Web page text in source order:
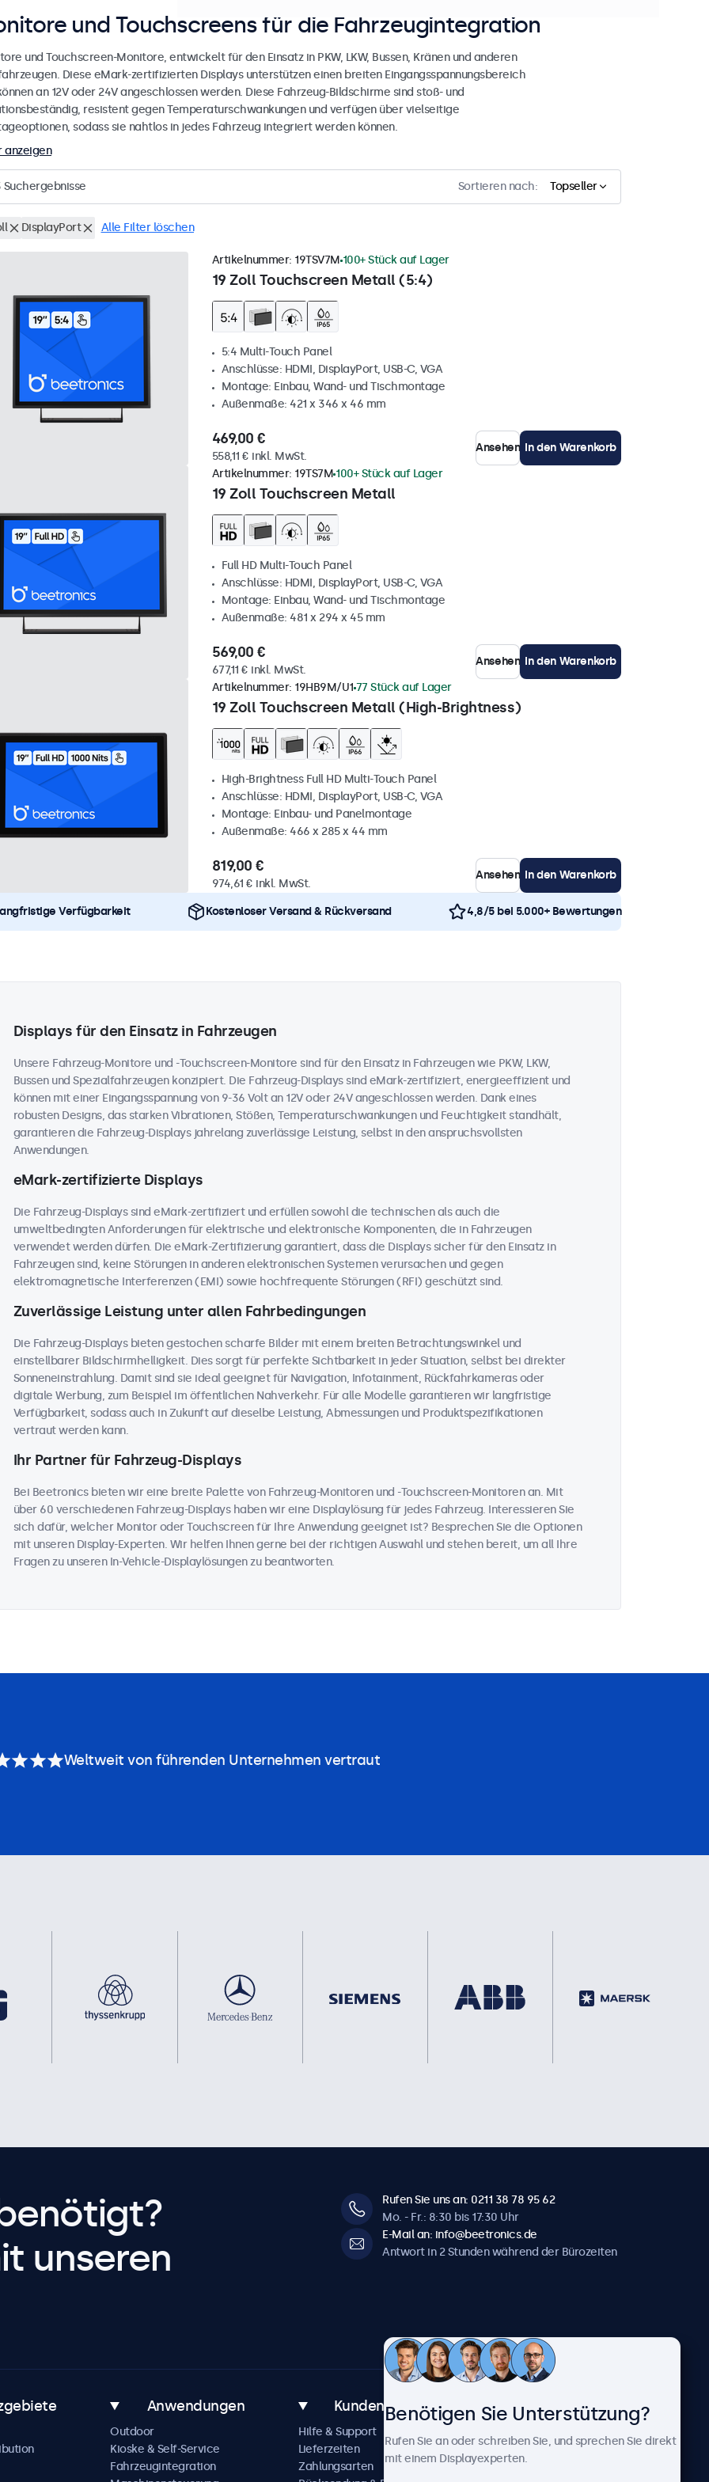
und Touchscreens für die Fahrzeugintegration
und Touchscreen-Monitore, entwickelt für den Einsatz in PKW, LKW, Bussen, Kränen und anderen
Diese eMark-zertifizierten Displays unterstützen einen breiten Eingangsspannungsbereich
an 12V oder 24V angeschlossen werden. Diese Fahrzeug-Bildschirme sind stoß- und
resistent gegen Temperaturschwankungen und verfügen über vielseitige
sodass sie nahtlos in jedes Fahrzeug integriert werden können.
anzeigen
Suchergebnisse Sortieren nach: Topseller
DisplayPort Alle Filter löschen
19 Zoll Touchscreen Metall (5:4)
Artikelnummer: 19TSV7M 100+ Stück auf Lager
5:4 Multi-Touch Panel
Anschlüsse: HDMI, DisplayPort, USB-C, VGA
Montage: Einbau, Wand- und Tischmontage
Außenmaße: 421 x 346 x 46 mm
469,00 €
558,11 € inkl. MwSt.
Ansehen In den Warenkorb
19 Zoll Touchscreen Metall
Artikelnummer: 19TS7M 100+ Stück auf Lager
Full HD Multi-Touch Panel
Anschlüsse: HDMI, DisplayPort, USB-C, VGA
Montage: Einbau, Wand- und Tischmontage
Außenmaße: 481 x 294 x 45 mm
569,00 €
677,11 € inkl. MwSt.
Ansehen In den Warenkorb
19 Zoll Touchscreen Metall (High-Brightness)
Artikelnummer: 19HB9M/U1 77 Stück auf Lager
High-Brightness Full HD Multi-Touch Panel
Anschlüsse: HDMI, DisplayPort, USB-C, VGA
Montage: Einbau- und Panelmontage
Außenmaße: 466 x 285 x 44 mm
819,00 €
974,61 € inkl. MwSt.
Ansehen In den Warenkorb
Verfügbarkeit Kostenloser Versand & Rückversand 4,8/5 bei 5.000+ Bewertungen
Displays für den Einsatz in Fahrzeugen
Unsere Fahrzeug-Monitore und -Touchscreen-Monitore sind für den Einsatz in Fahrzeugen wie PKW, LKW,
Bussen und Spezialfahrzeugen konzipiert. Die Fahrzeug-Displays sind eMark-zertifiziert, energieeffizient und
können mit einer Eingangsspannung von 9-36 Volt an 12V oder 24V angeschlossen werden. Dank eines
robusten Designs, das starken Vibrationen, Stößen, Temperaturschwankungen und Feuchtigkeit standhält,
garantieren die Fahrzeug-Displays jahrelang zuverlässige Leistung, selbst in den anspruchsvollsten
Anwendungen.
eMark-zertifizierte Displays
Die Fahrzeug-Displays sind eMark-zertifiziert und erfüllen sowohl die technischen als auch die
umweltbedingten Anforderungen für elektrische und elektronische Komponenten, die in Fahrzeugen
verwendet werden dürfen. Die eMark-Zertifizierung garantiert, dass die Displays sicher für den Einsatz in
Fahrzeugen sind, keine Störungen in anderen elektronischen Systemen verursachen und gegen
elektromagnetische Interferenzen (EMI) sowie hochfrequente Störungen (RFI) geschützt sind.
Zuverlässige Leistung unter allen Fahrbedingungen
Die Fahrzeug-Displays bieten gestochen scharfe Bilder mit einem breiten Betrachtungswinkel und
einstellbarer Bildschirmhelligkeit. Dies sorgt für perfekte Sichtbarkeit in jeder Situation, selbst bei direkter
Sonneneinstrahlung. Damit sind sie ideal geeignet für Navigation, Infotainment, Rückfahrkameras oder
digitale Werbung, zum Beispiel im öffentlichen Nahverkehr. Für alle Modelle garantieren wir langfristige
Verfügbarkeit, sodass auch in Zukunft auf dieselbe Leistung, Abmessungen und Produktspezifikationen
vertraut werden kann.
Ihr Partner für Fahrzeug-Displays
Bei Beetronics bieten wir eine breite Palette von Fahrzeug-Monitoren und -Touchscreen-Monitoren an. Mit
über 60 verschiedenen Fahrzeug-Displays haben wir eine Displaylösung für jedes Fahrzeug. Interessieren Sie
sich dafür, welcher Monitor oder Touchscreen für Ihre Anwendung geeignet ist? Besprechen Sie die Optionen
mit unseren Display-Experten. Wir helfen Ihnen gerne bei der richtigen Auswahl und stehen bereit, um all Ihre
Fragen zu unseren In-Vehicle-Displaylösungen zu beantworten.
Weltweit von führenden Unternehmen vertraut
unseren
Rufen Sie uns an: 0211 38 78 95 62
Mo. - Fr.: 8:30 bis 17:30 Uhr
E-Mail an: info@beetronics.de
Antwort in 2 Stunden während der Bürozeiten
Anwendungen
Outdoor
Kioske & Self-Service
Fahrzeugintegration
Kundenservice
Hilfe & Support
Lieferzeiten
Zahlungsarten
Über Beetronics
Neuigkeiten und Updates
Über uns
Benötigen Sie Unterstützung?
Rufen Sie an oder schreiben Sie, und sprechen Sie direkt
mit einem Displayexperten.